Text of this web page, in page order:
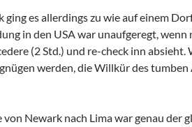
es allerdings zu wie auf einem
in den USA war unaufgeregt, wenn
(2 Std.) und re-check inn absieht.
werden, die Willkür des
Newark nach Lima war genau der